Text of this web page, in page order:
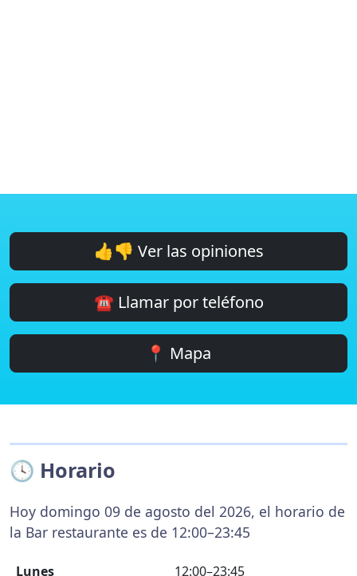
👍👎 Ver las opiniones
☎️ Llamar por teléfono
📍 Mapa
🕓 Horario
Hoy domingo 09 de agosto del 2026, el horario de
la Bar restaurante es de 12:00–23:45
Lunes
12:00–23:45